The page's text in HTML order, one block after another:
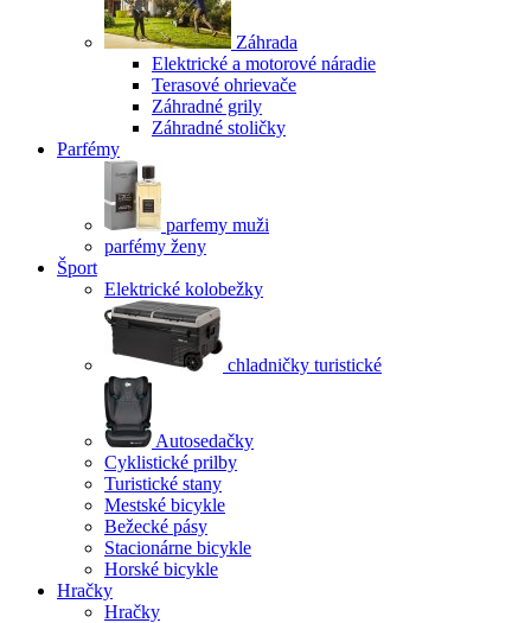
Záhrada
Elektrické a motorové náradie
Terasové ohrievače
Záhradné grily
Záhradné stoličky
Parfémy
parfemy muži
parfémy ženy
Šport
Elektrické kolobežky
chladničky turistické
Autosedačky
Cyklistické prilby
Turistické stany
Mestské bicykle
Bežecké pásy
Stacionárne bicykle
Horské bicykle
Hračky
Hračky